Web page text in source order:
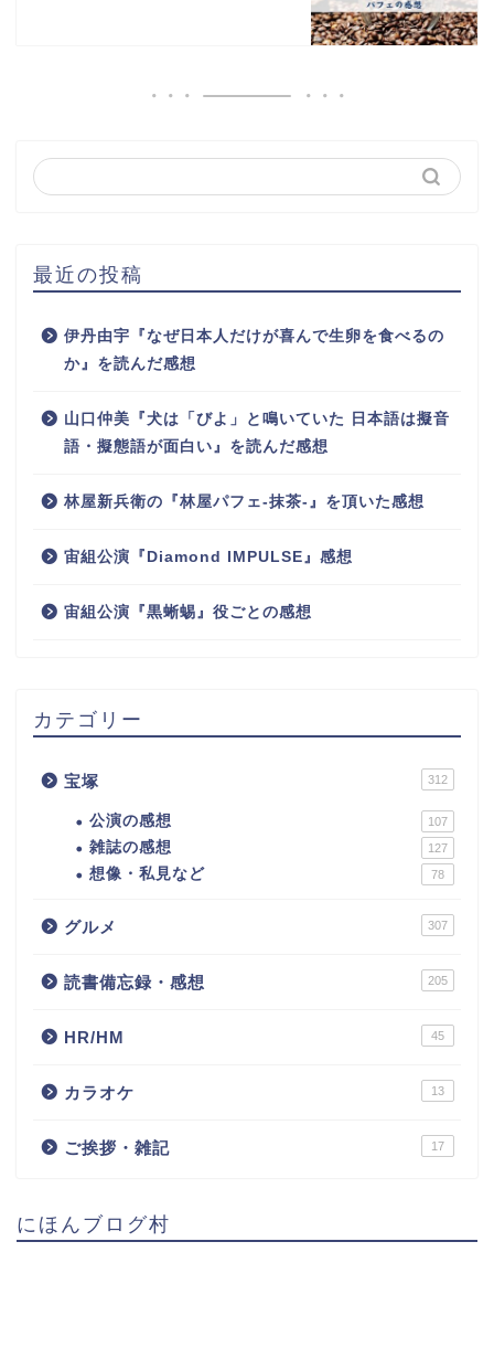
最近の投稿
伊丹由宇『なぜ日本人だけが喜んで生卵を食べるの
か』を読んだ感想
山口仲美『犬は「びよ」と鳴いていた 日本語は擬音
語・擬態語が面白い』を読んだ感想
林屋新兵衛の『林屋パフェ-抹茶-』を頂いた感想
宙組公演『Diamond IMPULSE』感想
宙組公演『黒蜥蜴』役ごとの感想
カテゴリー
宝塚 312
公演の感想 107
雑誌の感想 127
想像・私見など 78
グルメ 307
読書備忘録・感想 205
HR/HM 45
カラオケ 13
ご挨拶・雑記 17
にほんブログ村